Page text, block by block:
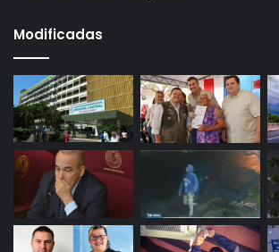
Modificadas